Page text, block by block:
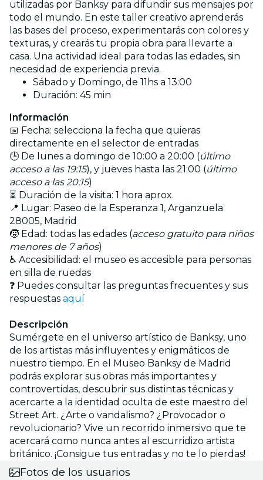
utilizadas por Banksy para difundir sus mensajes por
todo el mundo. En este taller creativo aprenderás
las bases del proceso, experimentarás con colores y
texturas, y crearás tu propia obra para llevarte a
casa. Una actividad ideal para todas las edades, sin
necesidad de experiencia previa.
Sábado y Domingo, de 11hs a 13:00
Duración: 45 min
Información
📅 Fecha: selecciona la fecha que quieras
directamente en el selector de entradas
🕒 De lunes a domingo de 10:00 a 20:00 (último
acceso a las 19:15), y jueves hasta las 21:00 (último
acceso a las 20:15)
⏳ Duración de la visita: 1 hora aprox.
📍 Lugar: Paseo de la Esperanza 1, Arganzuela
28005, Madrid
🧒 Edad: todas las edades (acceso gratuito para niños
menores de 7 años)
♿ Accesibilidad: el museo es accesible para personas
en silla de ruedas
❓ Puedes consultar las preguntas frecuentes y sus
respuestas aquí
Descripción
Sumérgete en el universo artístico de Banksy, uno
de los artistas más influyentes y enigmáticos de
nuestro tiempo. En el Museo Banksy de Madrid
podrás explorar sus obras más importantes y
controvertidas, descubrir sus distintas técnicas y
acercarte a la identidad oculta de este maestro del
Street Art. ¿Arte o vandalismo? ¿Provocador o
revolucionario? Vive un recorrido inmersivo que te
acercará como nunca antes al escurridizo artista
británico. ¡Consigue tus entradas y no te lo pierdas!
Fotos de los usuarios